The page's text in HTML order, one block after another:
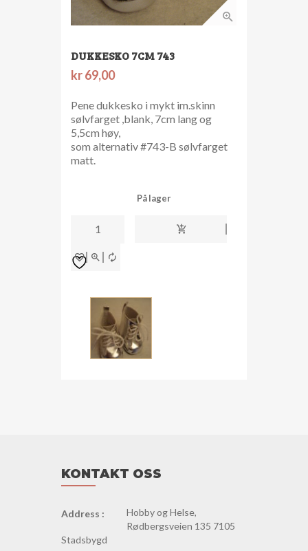
DUKKESKO 7CM 743
kr69,00
Pene dukkesko i mykt im.skinn
sølvfarget ,blank, 7cm lang og
5,5cm høy,
som alternativ #743-B sølvfarget
matt.
På lager
Dukkesko
7cm
antall
KONTAKT OSS
Address :
Hobby og Helse,
Rødbergsveien 135 7105
Stadsbygd